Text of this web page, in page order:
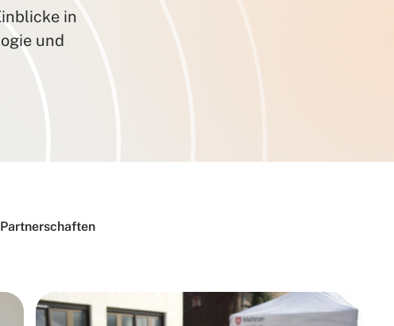
in
und
Partnerschaften